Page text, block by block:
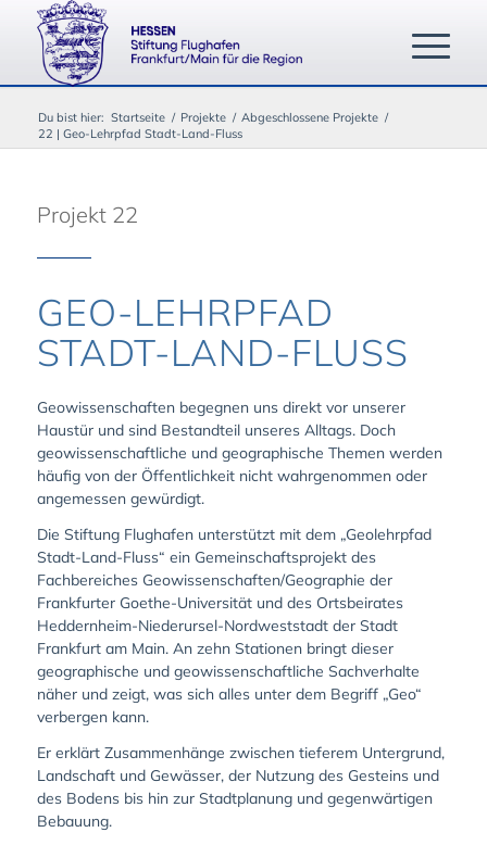
Du bist hier: Startseite / Projekte / Abgeschlossene Projekte /
22 | Geo-Lehrpfad Stadt-Land-Fluss
Projekt 22
GEO-LEHRPFAD
STADT-LAND-FLUSS
Geowissenschaften begegnen uns direkt vor unserer
Haustür und sind Bestandteil unseres Alltags. Doch
geowissenschaftliche und geographische Themen werden
häufig von der Öffentlichkeit nicht wahrgenommen oder
angemessen gewürdigt.
Die Stiftung Flughafen unterstützt mit dem „Geolehrpfad
Stadt-Land-Fluss“ ein Gemeinschaftsprojekt des
Fachbereiches Geowissenschaften/Geographie der
Frankfurter Goethe-Universität und des Ortsbeirates
Heddernheim-Niederursel-Nordweststadt der Stadt
Frankfurt am Main. An zehn Stationen bringt dieser
geographische und geowissenschaftliche Sachverhalte
näher und zeigt, was sich alles unter dem Begriff „Geo“
verbergen kann.
Er erklärt Zusammenhänge zwischen tieferem Untergrund,
Landschaft und Gewässer, der Nutzung des Gesteins und
des Bodens bis hin zur Stadtplanung und gegenwärtigen
Bebauung.